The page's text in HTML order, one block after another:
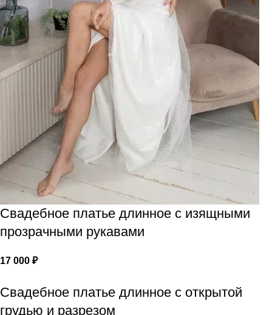
Свадебное платье длинное с изящными
прозрачными рукавами
17 000 ₽
Свадебное платье длинное с открытой
грудью и разрезом